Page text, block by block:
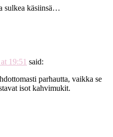
sulkea käsiinsä…
19:51 said:
parhautta, vaikka se
isot kahvimukit.